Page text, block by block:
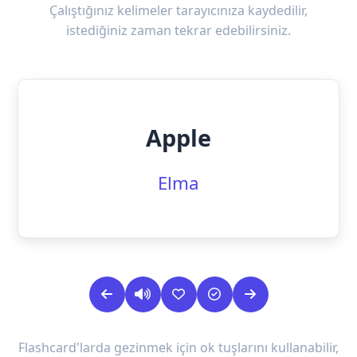
Çalıştığınız kelimeler tarayıcınıza kaydedilir,
istediğiniz zaman tekrar edebilirsiniz.
Apple
Elma
Flashcard'larda gezinmek için ok tuşlarını kullanabilir,